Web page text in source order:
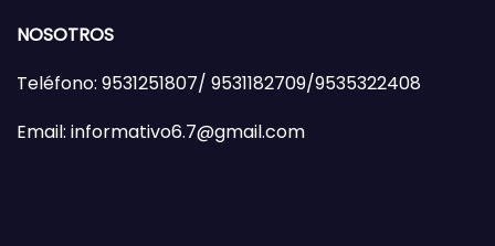
NOSOTROS
Teléfono: 9531251807/ 9531182709/9535322408
Email: informativo6.7@gmail.com